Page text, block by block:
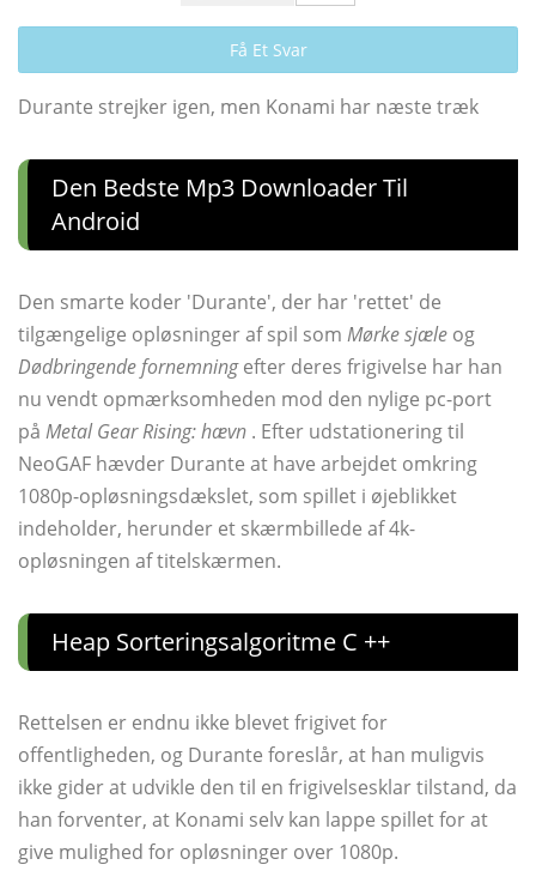
Få Et Svar
Durante strejker igen, men Konami har næste træk
Den Bedste Mp3 Downloader Til
Android
Den smarte koder 'Durante', der har 'rettet' de
tilgængelige opløsninger af spil som Mørke sjæle og
Dødbringende fornemningefter deres frigivelse har han
nu vendt opmærksomheden mod den nylige pc-port
på Metal Gear Rising: hævn . Efter udstationering til
NeoGAF hævder Durante at have arbejdet omkring
1080p-opløsningsdækslet, som spillet i øjeblikket
indeholder, herunder et skærmbillede af 4k-
opløsningen af ​​titelskærmen.
Heap Sorteringsalgoritme C ++
Rettelsen er endnu ikke blevet frigivet for
offentligheden, og Durante foreslår, at han muligvis
ikke gider at udvikle den til en frigivelsesklar tilstand, da
han forventer, at Konami selv kan lappe spillet for at
give mulighed for opløsninger over 1080p.